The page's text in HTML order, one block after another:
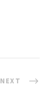
NEXT